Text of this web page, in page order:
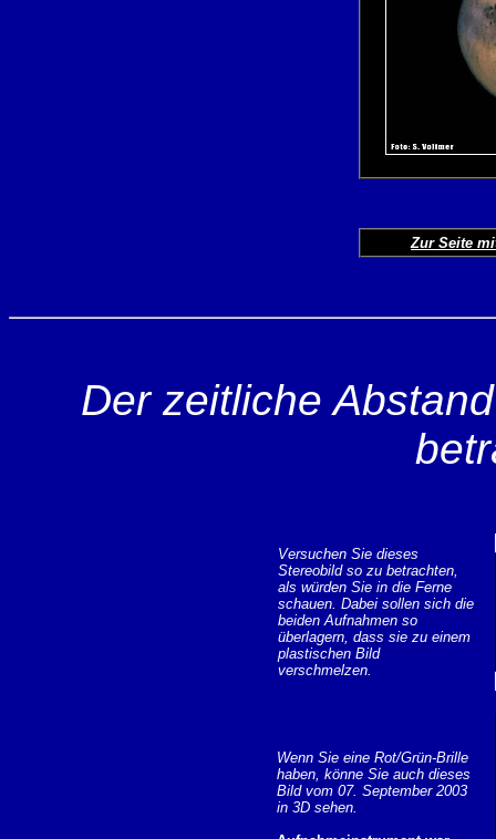
Zur Seite
Der zeitliche
Versuchen Sie dieses
Stereobild so zu betrachten,
als würden Sie in die Ferne
schauen. Dabei sollen sich die
beiden Aufnahmen so
überlagern, dass sie zu einem
plastischen Bild
verschmelzen.
Wenn Sie eine Rot/Grün-Brille
haben, könne Sie auch dieses
Bild vom 07. September 2003
in 3D sehen.